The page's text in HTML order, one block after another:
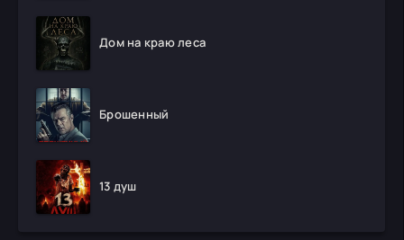
Дом на краю леса
Брошенный
13 душ